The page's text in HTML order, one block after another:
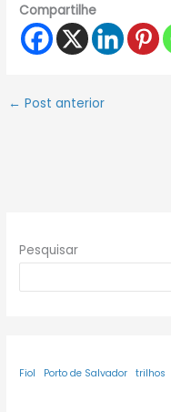
Compartilhe
← Post anterior
Pesquisar
Fiol Porto de Salvador trilhos